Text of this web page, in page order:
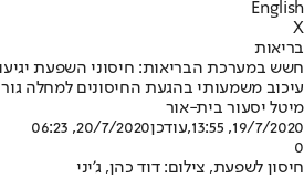
English
X
בריאות
חשש במערכת הבריאות: חיסוני השפעת
עיכוב משמעותי בהגעת החיסונים למחלה
מיטל יסעור בית-אור
19/7/2020, 13:55
,עודכן20/7/2020, 06:23
0
חיסון לשפעת, צילום: דוד כהן, ג'יני